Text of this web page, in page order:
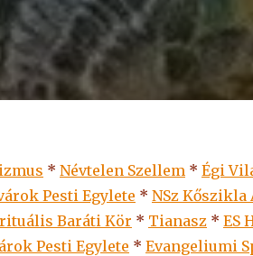
* Névtelen Szellem * Égi
Pesti Egylete * NSz Kőszikla
Baráti Kör * Tianasz * ES
Pesti Egylete * Evangeliumi